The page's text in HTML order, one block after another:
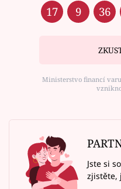
17 9 36
Ministerstvo financí
Jste si
zjistěte,